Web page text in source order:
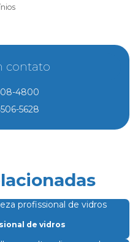
de serviço
contato
4800
5628
de vidros